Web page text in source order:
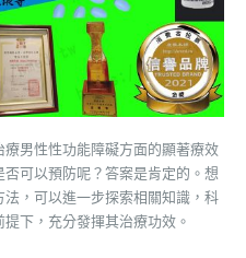
男性性功能障礙方面的顯著療效
可以預防呢？答案是肯定的。想
法，可以進一步探索相關知識，科
下，充分發揮其治療功效。